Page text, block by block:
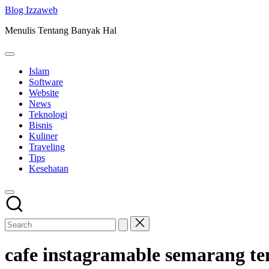
Skip
content
Blog Izzaweb
Menulis Tentang Banyak Hal
Islam
Software
Website
News
Teknologi
Bisnis
Kuliner
Traveling
Tips
Kesehatan
cafe instagramable semarang